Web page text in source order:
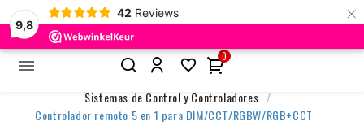
9,8
42 Reviews ×
 
0
Accesorios y Control
Sistemas de Control y Controladores
Controlador remoto 5 en 1 para DIM/CCT/RGBW/RGB+CCT